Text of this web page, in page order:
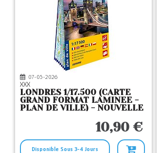
07-05-2026
XXX
LONDRES 1/17.500 (CARTE
GRAND FORMAT LAMINEE -
PLAN DE VILLE) - NOUVELLE
10,90 €
Disponible Sous 3-4 Jours